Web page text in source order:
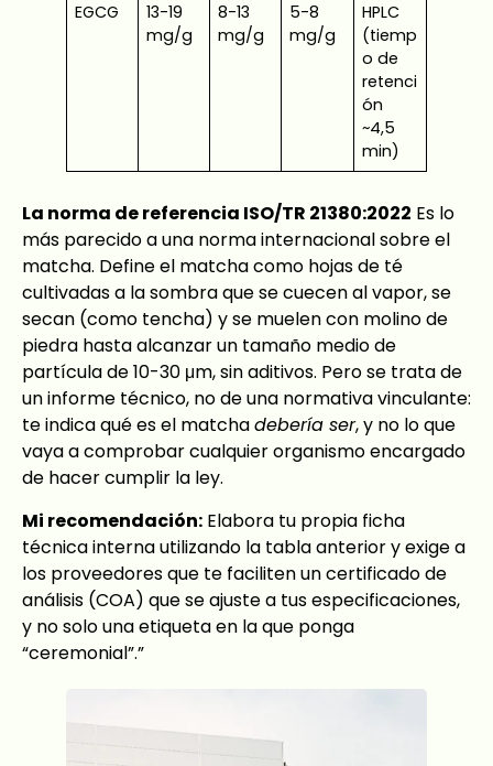
EGCG
13-19
mg/g
8-13
mg/g
5-8
mg/g
HPLC
(tiemp
o de
retenci
ón
~4,5
min)
La norma de referencia ISO/TR 21380:2022 Es lo
más parecido a una norma internacional sobre el
matcha. Define el matcha como hojas de té
cultivadas a la sombra que se cuecen al vapor, se
secan (como tencha) y se muelen con molino de
piedra hasta alcanzar un tamaño medio de
partícula de 10-30 μm, sin aditivos. Pero se trata de
un informe técnico, no de una normativa vinculante:
te indica qué es el matchadebería ser, y no lo que
vaya a comprobar cualquier organismo encargado
de hacer cumplir la ley.
Mi recomendación: Elabora tu propia ficha
técnica interna utilizando la tabla anterior y exige a
los proveedores que te faciliten un certificado de
análisis (COA) que se ajuste a tus especificaciones,
y no solo una etiqueta en la que ponga
“ceremonial”.”